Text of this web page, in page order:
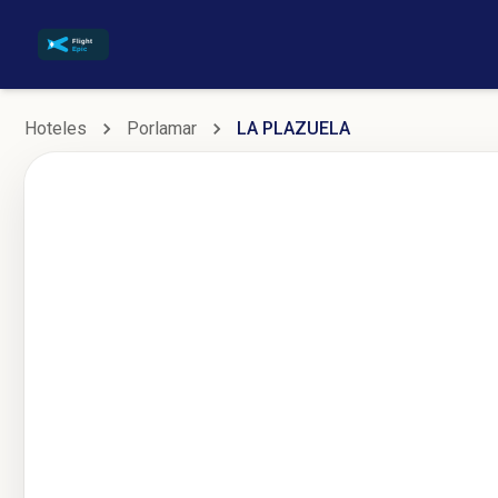
Hoteles Porlamar LA PLAZUELA